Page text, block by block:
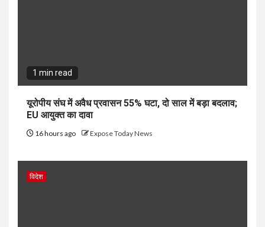
1 min read
यूरोपीय संघ में अवैध प्रवासन 55% घटा, दो साल में बड़ा बदलाव;
EU आयुक्त का दावा
16 hours ago Expose Today News
विदेश